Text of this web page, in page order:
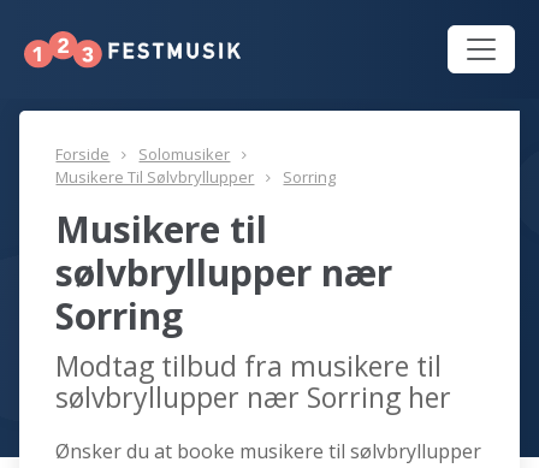
Forside
Solomusiker
Musikere Til Sølvbryllupper
Sorring
Musikere til
sølvbryllupper nær
Sorring
Modtag tilbud fra musikere til
sølvbryllupper nær Sorring her
Ønsker du at booke musikere til sølvbryllupper